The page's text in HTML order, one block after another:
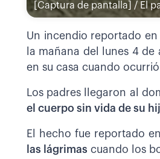
[Captura de pantalla] / El
Un incendio reportado
la mañana del lunes 4
en su casa cuando
Los padres llegaron al
el cuerpo sin vida de su
El hecho fue reportado
las lágrimas cuando los